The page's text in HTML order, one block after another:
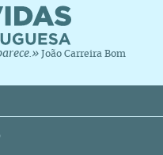
João Carreira Bom